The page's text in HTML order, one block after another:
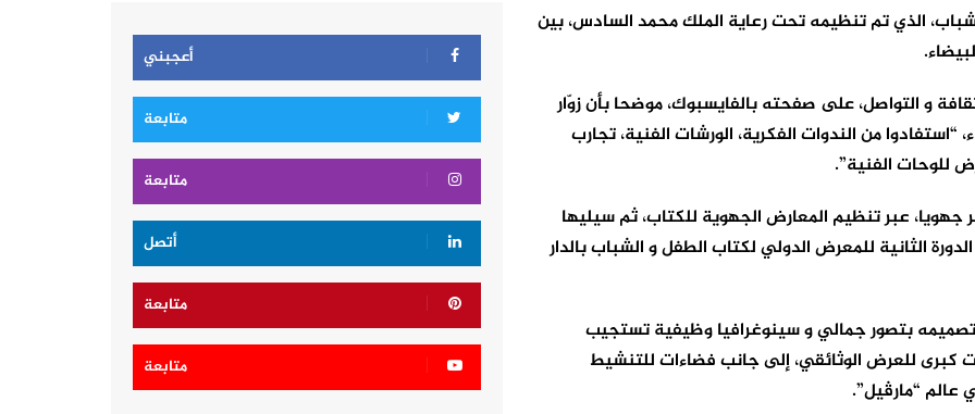
الشباب، الذي تم تنظيمه تحت رعاية الملك محمد السادس، بين
و التواصل، على صفحته بالفايسبوك، موضحا بأن زوّار
“استفادوا من الندوات الفكرية، الورشات الفنية، تجارب
للوحات الفنية”.
عبر تنظيم المعارض الجهوية للكتاب، ثم سيليها
الثانية للمعرض الدولي لكتاب الطفل و الشباب بالدار
بتصور جمالي و سينوغرافيا وظيفية تستجيب
من الأطفال و الشباب، تتضمن 7 صالات كبرى للعرض الوثائقي، إلى جانب فضاءات للتنشيط
“مارڤيل”.
أعجبني
متابعة
متابعة
أتصل
متابعة
متابعة